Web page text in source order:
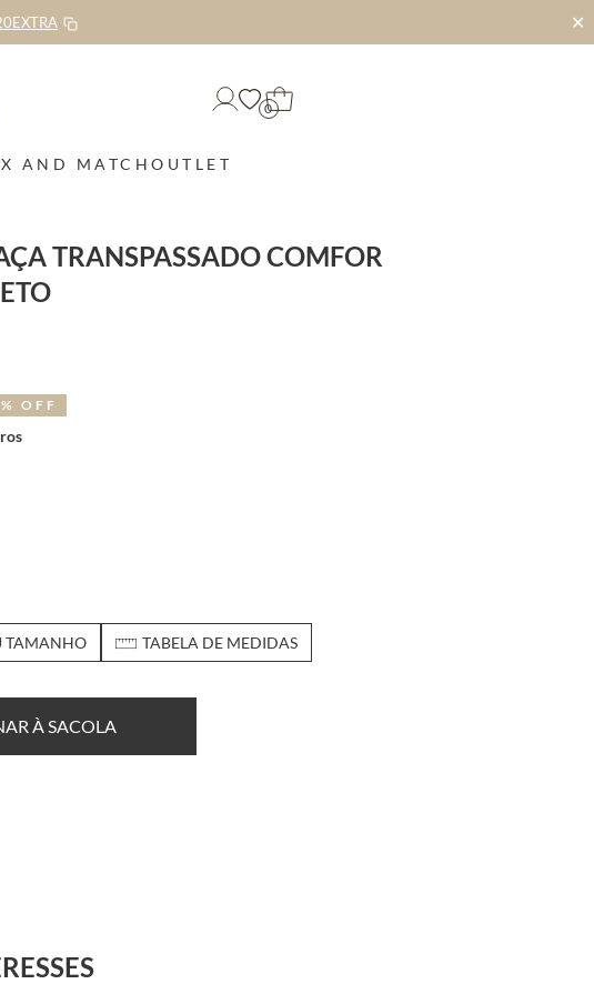
✕
0
AND MATCHOUTLET
TRANSPASSADO COMFOR
OFF
TAMANHO TABELA DE MEDIDAS
À SACOLA